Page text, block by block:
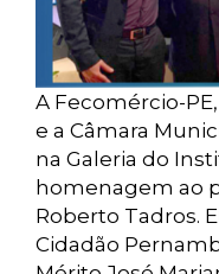
A Fecomércio-
e a Câmara
na Galeria do
homenagem ao
Roberto Tadros.
Cidadão